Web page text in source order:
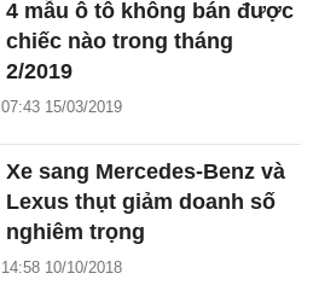
4 mẫu ô tô không bán được
chiếc nào trong tháng
2/2019
07:43 15/03/2019
Xe sang Mercedes-Benz và
Lexus thụt giảm doanh số
nghiêm trọng
14:58 10/10/2018